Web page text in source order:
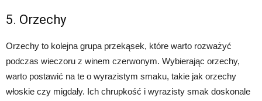
5. Orzechy
Orzechy to kolejna grupa przekąsek, które warto rozważyć
podczas wieczoru z winem czerwonym. Wybierając orzechy,
warto postawić na te o wyrazistym smaku, takie jak orzechy
włoskie czy migdały. Ich chrupkość i wyrazisty smak doskonale